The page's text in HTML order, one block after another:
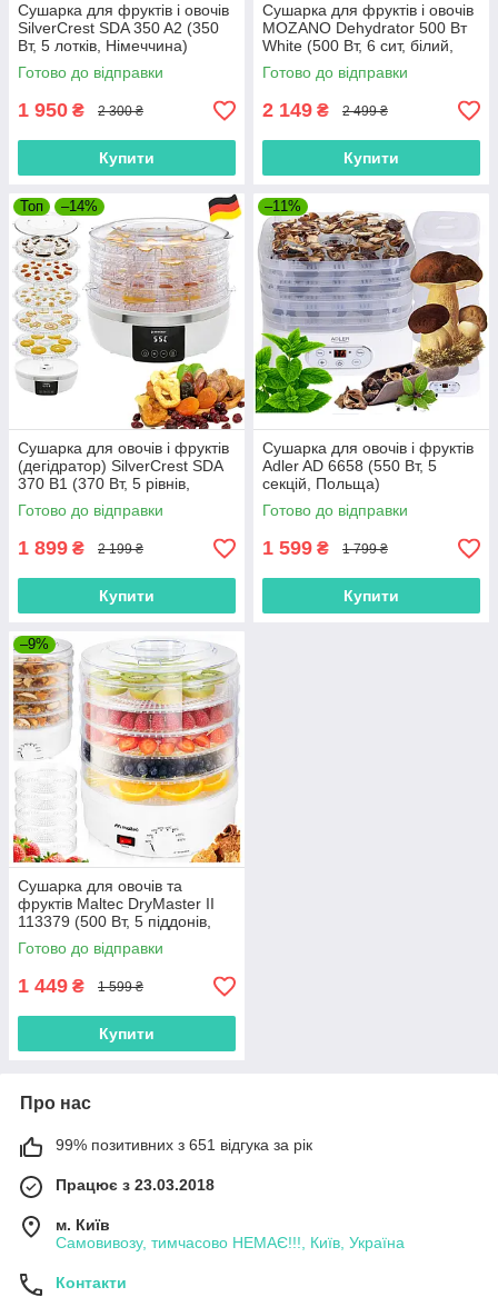
Сушарка для фруктів і овочів
SilverCrest SDA 350 A2 (350
Вт, 5 лотків, Німеччина)
Готово до відправки
1 950 ₴ 2 300 ₴
Купити
Сушарка для фруктів і овочів
MOZANO Dehydrator 500 Вт
White (500 Вт, 6 сит, білий,
Польща)
Готово до відправки
2 149 ₴ 2 499 ₴
Купити
Топ –14%
Сушарка для овочів і фруктів
(дегідратор) SilverCrest SDA
370 B1 (370 Вт, 5 рівнів,
таймер 48 год, дисплей,
Німеччина)
Готово до відправки
1 899 ₴ 2 199 ₴
Купити
–11%
Сушарка для овочів і фруктів
Adler AD 6658 (550 Вт, 5
секцій, Польща)
Готово до відправки
1 599 ₴ 1 799 ₴
Купити
–9%
Сушарка для овочів та
фруктів Maltec DryMaster II
113379 (500 Вт, 5 піддонів,
Польша)
Готово до відправки
1 449 ₴ 1 599 ₴
Купити
Про нас
99% позитивних з 651 відгука за рік
Працює з 23.03.2018
м. Київ
Самовивозу, тимчасово НЕМАЄ!!!, Київ, Україна
Контакти